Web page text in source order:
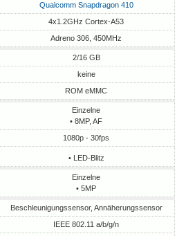
Qualcomm Snapdragon 410
4x1.2GHz Cortex-A53
Adreno 306, 450MHz
2/16 GB
keine
ROM eMMC
Einzelne
• 8MP, AF
1080p - 30fps
• LED-Blitz
Einzelne
• 5MP
Beschleunigungssensor, Annäherungssensor
IEEE 802.11 a/b/g/n